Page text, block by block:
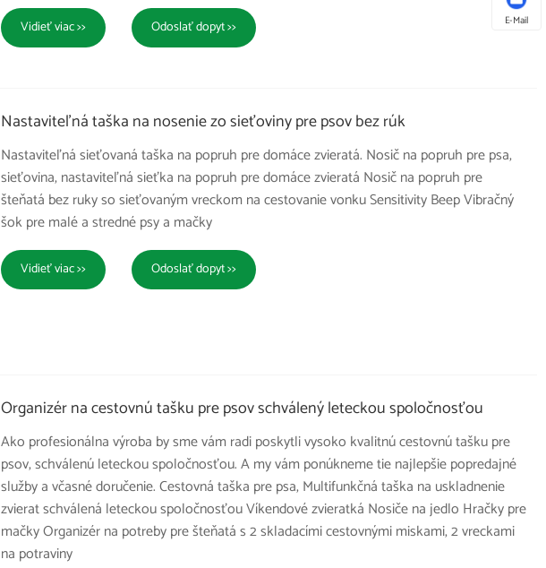
Vidieť viac >> Odoslať dopyt >>
Nastaviteľná taška na nosenie zo sieťoviny pre psov bez rúk
Nastaviteľná sieťovaná taška na popruh pre domáce zvieratá. Nosič na popruh pre psa,
sieťovina, nastaviteľná sieťka na popruh pre domáce zvieratá Nosič na popruh pre
šteňatá bez ruky so sieťovaným vreckom na cestovanie vonku Sensitivity Beep Vibračný
šok pre malé a stredné psy a mačky
Vidieť viac >> Odoslať dopyt >>
Organizér na cestovnú tašku pre psov schválený leteckou spoločnosťou
Ako profesionálna výroba by sme vám radi poskytli vysoko kvalitnú cestovnú tašku pre
psov, schválenú leteckou spoločnosťou. A my vám ponúkneme tie najlepšie popredajné
služby a včasné doručenie. Cestovná taška pre psa, Multifunkčná taška na uskladnenie
zvierat schválená leteckou spoločnosťou Víkendové zvieratká Nosiče na jedlo Hračky pre
mačky Organizér na potreby pre šteňatá s 2 skladacími cestovnými miskami, 2 vreckami
na potraviny
E-Mail